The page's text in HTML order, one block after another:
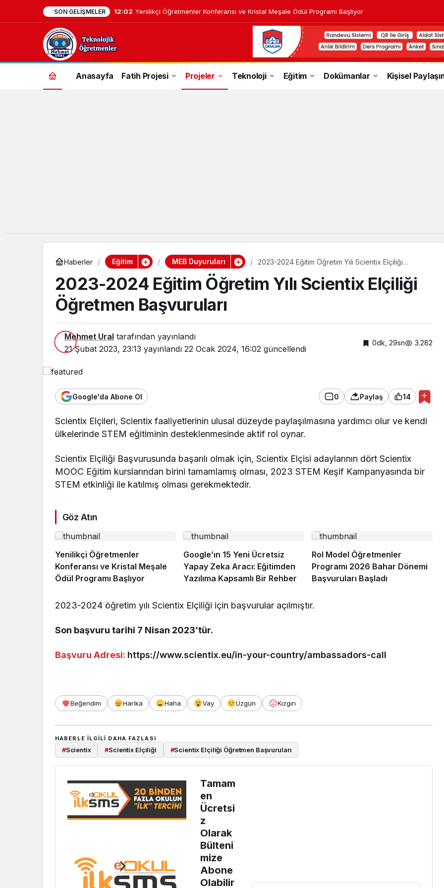
SON GELIŞMELER 12:02 Yenilikçi Öğretmenler Konferansı ve Kristal Meşale Ödül Programı Başlıyor
Anasayfa Fatih Projesi Projeler Teknoloji Eğitim Dokümanlar Kişisel
Haberler Eğitim MEB Duyuruları
2023-2024 Eğitim Öğretim Yılı Scientix Elçiliği
2023-2024 Eğitim Öğretim Yılı Scientix Elçiliği
Öğretmen Başvuruları
Mehmet Ural tarafından yayınlandı
21 Şubat 2023, 23:13 yayınlandı 22 Ocak 2024, 16:02 güncellendi
0dk, 29sn 3.282
Google'da Abone Ol 0 Paylaş 14
Scientix Elçileri, Scientix faaliyetlerinin ulusal düzeyde paylaşılmasına yardımcı olur ve kendi
ülkelerinde STEM eğitiminin desteklenmesinde aktif rol oynar.
Scientix Elçiliği Başvurusunda başarılı olmak için, Scientix Elçisi adaylarının dört Scientix
MOOC Eğitim kurslarından birini tamamlamış olması, 2023 STEM Keşif Kampanyasında bir
STEM etkinliği ile katılmış olması gerekmektedir.
Göz Atın
Yenilikçi Öğretmenler
Konferansı ve Kristal Meşale
Ödül Programı Başlıyor
Google’ın 15 Yeni Ücretsiz
Yapay Zeka Aracı: Eğitimden
Yazılıma Kapsamlı Bir Rehber
Rol Model Öğretmenler
Programı 2026 Bahar Dönemi
Başvuruları Başladı
2023-2024 öğretim yılı Scientix Elçiliği için başvurular açılmıştır.
Son başvuru tarihi 7 Nisan 2023’tür.
Başvuru Adresi: https://www.scientix.eu/in-your-country/ambassadors-call
Beğendim Harika Haha Vay Üzgün Kızgın
HABERLE ILGILI DAHA FAZLASI
#Scientix #Scientix Elçiliği #Scientix Elçiliği Öğretmen Başvuruları
Tamam
en
Ücretsi
z
Olarak
Bülteni
mize
Abone
Olabilir